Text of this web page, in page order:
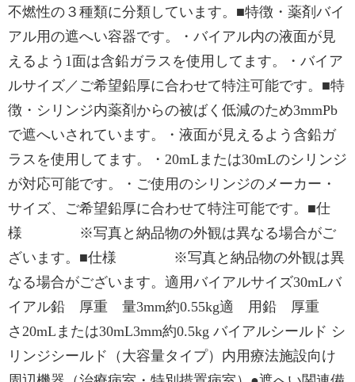
不燃性の３種類に分類しています。■特徴・薬剤バイ
アル用の遮へい容器です。・バイアル内の液面が見
えるよう1面は含鉛ガラスを使用してます。・バイア
ルサイズ／ご希望鉛厚に合わせて特注可能です。■特
徴・シリンジ内薬剤からの被ばく低減のため3mmPb
で遮へいされています。・液面が見えるよう含鉛ガ
ラスを使用してます。・20mLまたは30mLのシリンジ
が対応可能です。・ご使用のシリンジのメーカー・
サイズ、ご希望鉛厚に合わせて特注可能です。■仕
様 ※写真と納品物の外観は異なる場合がご
ざいます。■仕様 ※写真と納品物の外観は異
なる場合がございます。適用バイアルサイズ30mLバ
イアル鉛 厚重 量3mm約0.55kg適 用鉛 厚重
さ20mLまたは30mL3mm約0.5kg バイアルシールド シ
リンジシールド（大容量タイプ）内用療法施設向け